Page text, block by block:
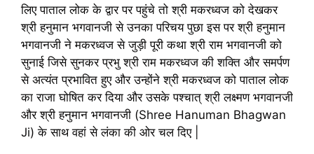
लिए पाताल लोक के द्वार पर पहुंचे तो श्री मकरध्वज को देखकर
श्री हनुमान भगवानजी से उनका परिचय पुछा इस पर श्री हनुमान
भगवानजी ने मकरध्वज से जुड़ी पूरी कथा श्री राम भगवानजी को
सुनाई जिसे सुनकर प्रभु श्री राम मकरध्वज की शक्ति और समर्पण
से अत्यंत प्रभावित हुए और उन्होंने श्री मकरध्वज को पाताल लोक
का राजा घोषित कर दिया और उसके पश्चात् श्री लक्ष्मण भगवानजी
और श्री हनुमान भगवानजी (Shree Hanuman Bhagwan
Ji) के साथ वहां से लंका की ओर चल दिए |